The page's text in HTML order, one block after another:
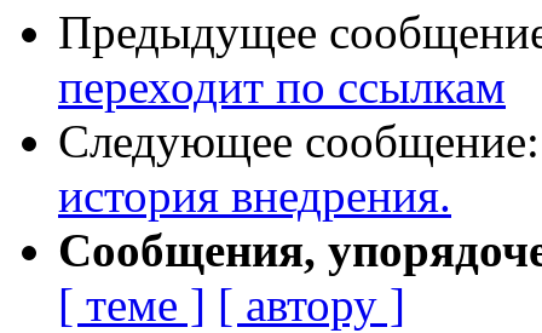
Предыдущее
переходит по ссылкам
Следующее
история внедрения.
Сообщения,
[ теме ] [ автору ]